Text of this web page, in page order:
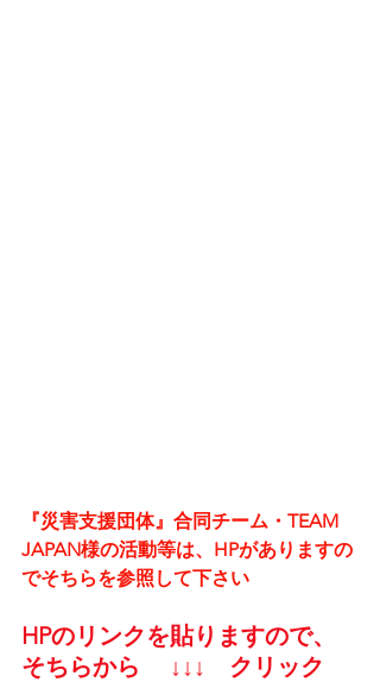
『災害支援団体』合同チーム・TEAM
JAPAN様の活動等は、HPがありますの
でそちらを参照して下さい
HPのリンクを貼りますので、
そちらから 　↓↓↓    クリック